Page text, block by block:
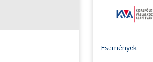
Események